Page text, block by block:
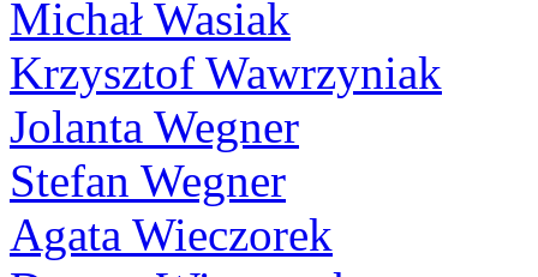
Michał Wasiak
Krzysztof Wawrzyniak
Jolanta Wegner
Stefan Wegner
Agata Wieczorek